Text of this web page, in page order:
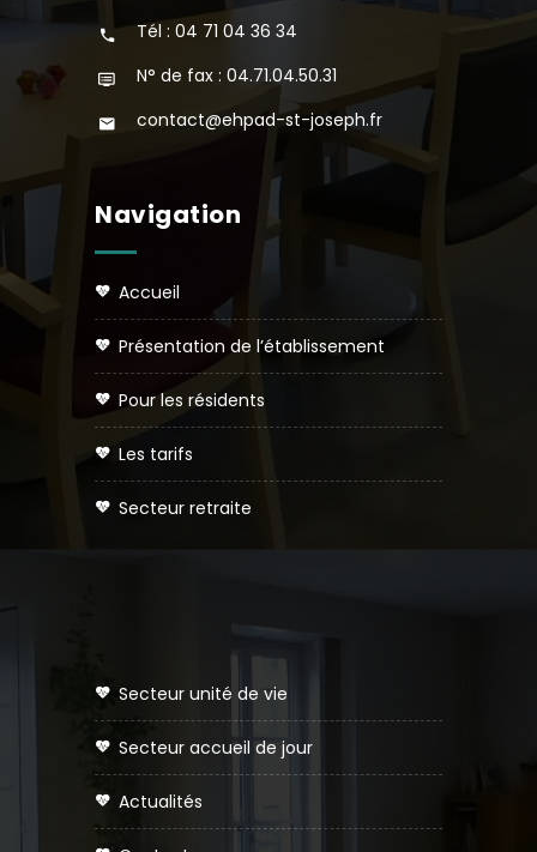
Tél : 04 71 04 36 34
N° de fax : 04.71.04.50.31
contact@ehpad-st-joseph.fr
Navigation
accueil
présentation de l’établissement
pour les résidents
les tarifs
secteur retraite
secteur unité de vie
secteur accueil de jour
actualités